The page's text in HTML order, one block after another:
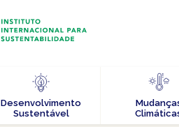
Desenvolvimento
Sustentável